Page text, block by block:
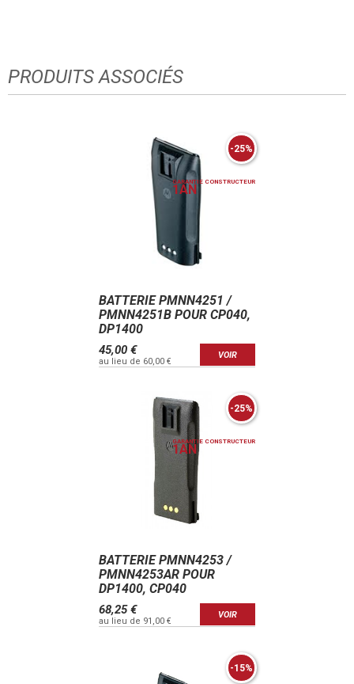
PRODUITS ASSOCIÉS
-25%
GARANTIE CONSTRUCTEUR
1AN
BATTERIE PMNN4251 /
PMNN4251B POUR CP040,
DP1400
45,00 €
au lieu de 60,00 €
VOIR
-25%
GARANTIE CONSTRUCTEUR
1AN
BATTERIE PMNN4253 /
PMNN4253AR POUR
DP1400, CP040
68,25 €
au lieu de 91,00 €
VOIR
-15%